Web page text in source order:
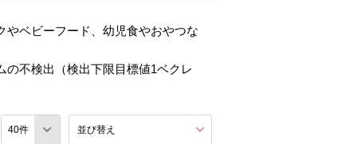
やベビーフード、幼児食やおやつな
の不検出（検出下限目標値1ベクレ
並び替え